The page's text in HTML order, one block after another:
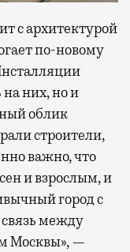
с архитектурой
по-новому
них, но и
облик
строители,
важно, что
и взрослым, и
город с
связь между
Москвы», —